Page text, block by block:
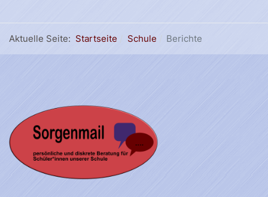
Aktuelle Seite: Startseite Schule Berichte